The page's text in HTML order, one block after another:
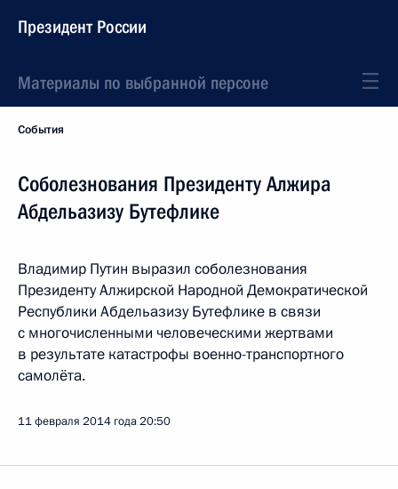
Президент России
Материалы по выбранной персоне
События
Соболезнования Президенту Алжира
Абдельазизу Бутефлике
Владимир Путин выразил соболезнования
Президенту Алжирской Народной Демократической
Республики Абдельазизу Бутефлике в связи
с многочисленными человеческими жертвами
в результате катастрофы военно-транспортного
самолёта.
11 февраля 2014 года20:50